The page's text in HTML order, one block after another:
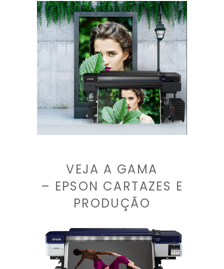
VEJA A GAMA
– EPSON CARTAZES E
PRODUÇÃO